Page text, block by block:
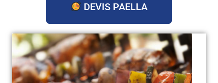
DEVIS PAELLA